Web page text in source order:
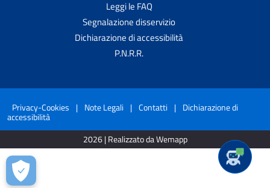
Leggi le FAQ
Segnalazione disservizio
Dichiarazione di accessibilità
P.N.R.R.
Privacy-Cookies | Note Legali | Contatti | Dichiarazione di
accessibilità
2026 | Realizzato da Wemapp